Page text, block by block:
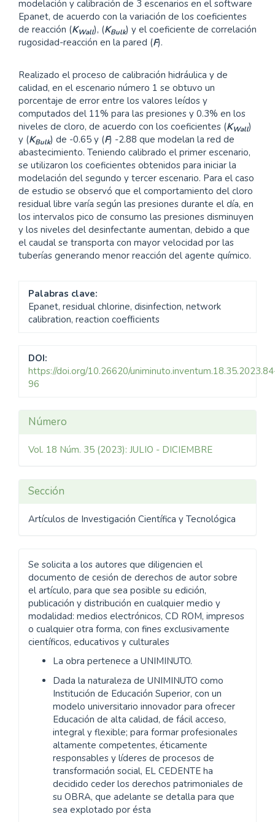
modelación y calibración de 3 escenarios en el software
Epanet, de acuerdo con la variación de los coeficientes
de reacción (KWall), (KBulk) y el coeficiente de correlación
rugosidad-reacción en la pared (F).
Realizado el proceso de calibración hidráulica y de
calidad, en el escenario número 1 se obtuvo un
porcentaje de error entre los valores leídos y
computados del 11% para las presiones y 0.3% en los
niveles de cloro, de acuerdo con los coeficientes (KWall)
y (KBulk) de -0.65 y (F) -2.88 que modelan la red de
abastecimiento. Teniendo calibrado el primer escenario,
se utilizaron los coeficientes obtenidos para iniciar la
modelación del segundo y tercer escenario. Para el caso
de estudio se observó que el comportamiento del cloro
residual libre varía según las presiones durante el día, en
los intervalos pico de consumo las presiones disminuyen
y los niveles del desinfectante aumentan, debido a que
el caudal se transporta con mayor velocidad por las
tuberías generando menor reacción del agente químico.
Palabras clave:
Epanet, residual chlorine, disinfection, network
calibration, reaction coefﬁcients
DOI:
https://doi.org/10.26620/
96
Detalles
del
Número
Vol. 18 Núm. 35 (2023): JULIO - DICIEMBRE
Sección
Artículos de Investigación Científica y Tecnológica
Se solicita a los autores que diligencien el
documento de cesión de derechos de autor sobre
el artículo, para que sea posible su edición,
publicación y distribución en cualquier medio y
modalidad: medios electrónicos, CD ROM, impresos
o cualquier otra forma, con fines exclusivamente
científicos, educativos y culturales
La obra pertenece a UNIMINUTO.
Dada la naturaleza de UNIMINUTO como
Institución de Educación Superior, con un
modelo universitario innovador para ofrecer
Educación de alta calidad, de fácil acceso,
integral y flexible; para formar profesionales
altamente competentes, éticamente
responsables y líderes de procesos de
transformación social, EL CEDENTE ha
decidido ceder los derechos patrimoniales de
su OBRA, que adelante se detalla para que
sea explotado por ésta